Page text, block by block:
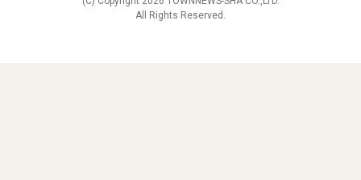
All Rights Reserved.